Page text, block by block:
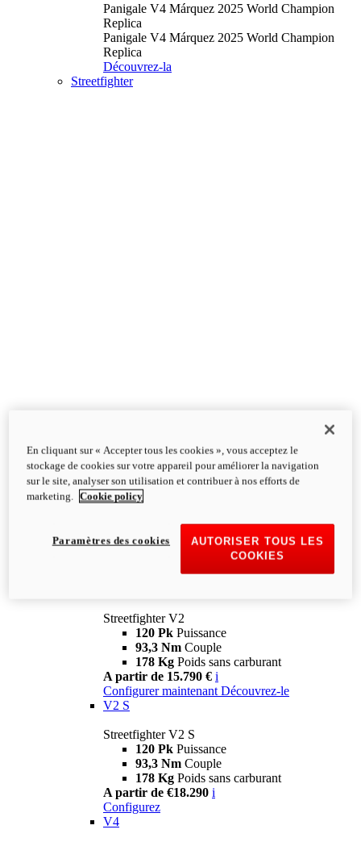
Panigale V4 Márquez 2025 World Champion
Replica
Panigale V4 Márquez 2025 World Champion
Replica
Découvrez-la
Streetfighter
Streetfighter V2
120 Pk Puissance
93,3 Nm Couple
178 Kg Poids sans carburant
A partir de 15.790 € i
Configurer maintenant Découvrez-le
V2 S
Streetfighter V2 S
120 Pk Puissance
93,3 Nm Couple
178 Kg Poids sans carburant
A partir de €18.290 i
Configurez
V4
En cliquant sur « Accepter tous les cookies », vous acceptez le
stockage de cookies sur votre appareil pour améliorer la navigation
sur le site, analyser son utilisation et contribuer à nos efforts de
marketing.
Cookie policy
AUTORISER TOUS LES
COOKIES
Paramètres des cookies